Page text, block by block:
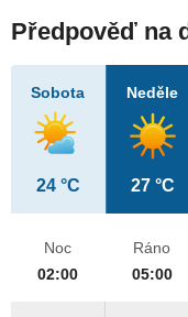
Předpověď na
Sobota
24 °C
Neděle
27 °C
Noc
02:00
Ráno
05:00